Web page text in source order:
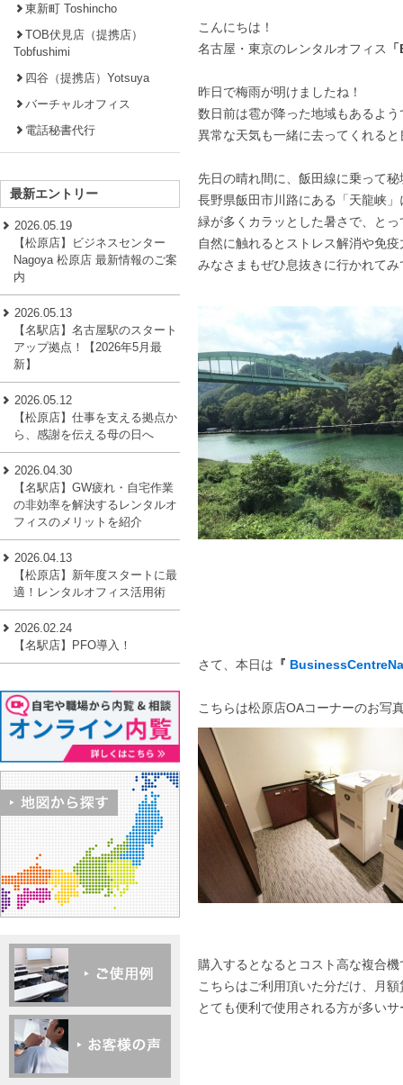
こんにちは！
名古屋・東京のレンタルオフィス
昨日で梅雨が明けましたね！
数日前は雹が降った地域もあるよ
異常な天気も一緒に去ってくれる
先日の晴れ間に、飯田線に乗って
長野県飯田市川路にある「天龍峡
緑が多くカラッとした暑さで、と
自然に触れるとストレス解消や免
みなさまもぜひ息抜きに行かれて
さて、本日は 『
こちらは松原店OAコーナーのお写
購入するとなるとコスト高な複合機
こちらはご利用頂いた分だけ、月
とても便利で使用される方が多い
東新町 Toshincho
TOB伏見店（提携店）
Tobfushimi
四谷（提携店）Yotsuya
バーチャルオフィス
電話秘書代行
最新エントリー
2026.05.19
【松原店】ビジネスセンター
Nagoya 松原店 最新情報のご案
内
2026.05.13
【名駅店】名古屋駅のスタート
アップ拠点！【2026年5月最
新】
2026.05.12
【松原店】仕事を支える拠点か
ら、感謝を伝える母の日へ
2026.04.30
【名駅店】GW疲れ・自宅作業
の非効率を解決するレンタルオ
フィスのメリットを紹介
2026.04.13
【松原店】新年度スタートに最
適！レンタルオフィス活用術
2026.02.24
【名駅店】PFO導入！